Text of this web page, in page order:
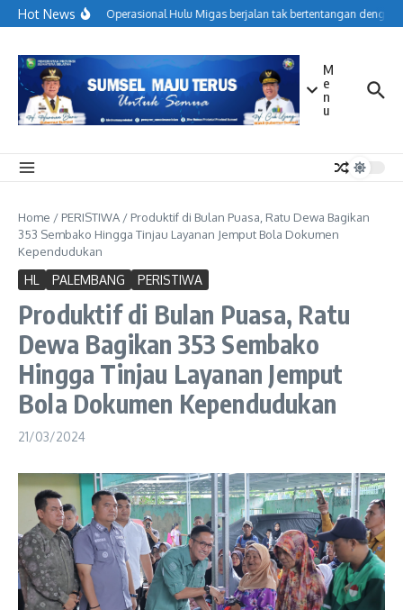
Lewati ke konten
Hot NewsMenjaga Operasional Hulu Migas berjalan tak bertentangan dengan
M
e
n
u
Home / PERISTIWA / Produktif di Bulan Puasa, Ratu Dewa Bagikan
353 Sembako Hingga Tinjau Layanan Jemput Bola Dokumen
Kependudukan
HL PALEMBANG PERISTIWA
Produktif di Bulan Puasa, Ratu
Dewa Bagikan 353 Sembako
Hingga Tinjau Layanan Jemput
Bola Dokumen Kependudukan
21/03/2024